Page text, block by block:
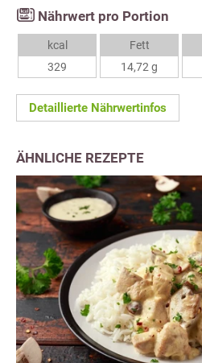
Nährwert pro Portion
kcal
329
Fett
14,72 g
Detaillierte Nährwertinfos
ÄHNLICHE REZEPTE